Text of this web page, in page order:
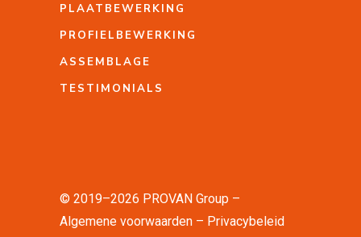
PLAATBEWERKING
PROFIELBEWERKING
ASSEMBLAGE
TESTIMONIALS
© 2019–2026 PROVAN Group –
Algemene voorwaarden
Privacybeleid